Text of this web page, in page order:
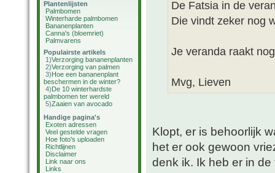
Plantenlijsten
Palmbomen
Winterharde palmbomen
Bananenplanten
Canna's (bloemriet)
Palmvarens
Populairste artikels
1)Verzorging bananenplanten
2)Verzorging van palmen
3)Hoe een bananenplant
beschermen in de winter?
4)De 10 winterhardste
palmbomen ter wereld
5)Zaaien van avocado
Handige pagina's
Exoten adressen
Veel gestelde vragen
Hoe foto's uploaden
Richtlijnen
Disclaimer
Link naar ons
Links
De Fatsia in de
Die vindt zeker nog
Je veranda raakt
Mvg, Lieven
Klopt, er is behoorlijk
het er ook gewoon
denk ik. Ik heb er in